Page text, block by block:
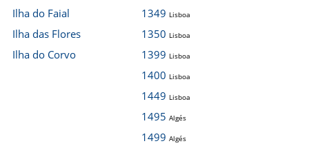
Ilha do Faial
Ilha das Flores
Ilha do Corvo
1349 Lisboa
1350 Lisboa
1399 Lisboa
1400 Lisboa
1449 Lisboa
1495 Algés
1499 Algés